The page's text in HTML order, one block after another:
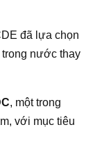
đã lựa chọn
nước thay
, một trong
với mục tiêu